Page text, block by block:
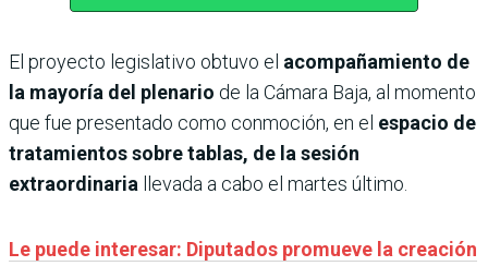
El proyecto legislativo obtuvo el acompañamiento de
la mayoría del plenario de la Cámara Baja, al momento
que fue presentado como conmoción, en el espacio de
tratamientos sobre tablas, de la sesión
extraordinaria
llevada a cabo el martes último.
Le puede interesar: Diputados promueve la creación